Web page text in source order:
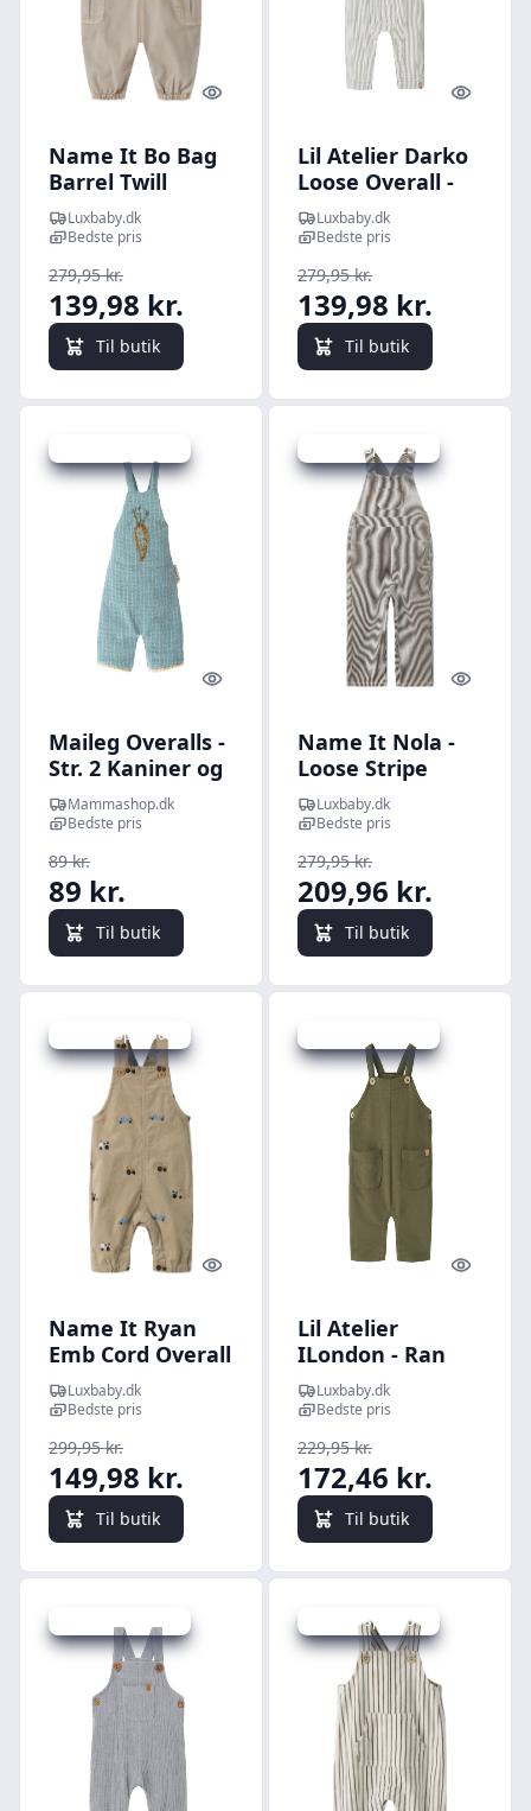
Quick look
Name It Bo Bag
Barrel Twill
Overall - Chateau
Gray - 50 cm
Luxbaby.dk
Bedste pris
279,95 kr.
139,98 kr.
Til butik
Quick
Lil Atelier Darko
Loose Overall -
Coconut Milk - 56
cm
Luxbaby.dk
Bedste pris
279,95 kr.
139,98 kr.
Til butik
Quick look
Maileg Overalls -
Str. 2 Kaniner og
Harer
Mammashop.dk
Bedste pris
89 kr.
89 kr.
Til butik
Udsalg - spar 25 %
Quick
Name It Nola -
Loose Stripe
Overall -
White/Delicioso -
Luxbaby.dk
Bedste pris
279,95 kr.
209,96 kr.
Til butik
Udsalg - spar 50 %
Quick look
Name It Ryan
Emb Cord Overall
- Island Fossil - 50
cm
Luxbaby.dk
Bedste pris
299,95 kr.
149,98 kr.
Til butik
Quick
Lil Atelier
ILondon - Ran
Loose Sweat
Overall - Winter
Luxbaby.dk
Bedste pris
229,95 kr.
172,46 kr.
Til butik
Udsalg - spar 25 %